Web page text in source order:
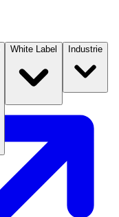
White Label Industrie